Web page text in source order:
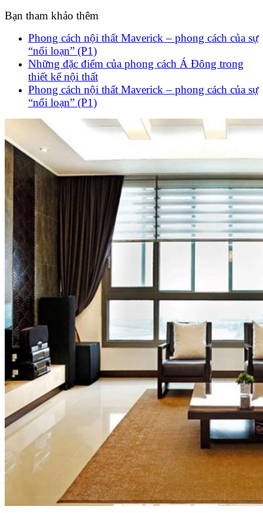
Bạn tham khảo thêm
Phong cách nội thất Maverick – phong cách của sự
“nổi loạn” (P1)
Những đặc điểm của phong cách Á Đông trong
thiết kế nội thất
Phong cách nội thất Maverick – phong cách của sự
“nổi loạn” (P1)